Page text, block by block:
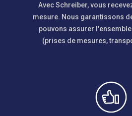
Avec Schreiber, vous
mesure. Nous garantissons
pouvons assurer
(prises de mesures,